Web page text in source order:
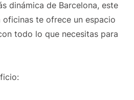
dinámica de Barcelona, este
te ofrece un espacio
todo lo que necesitas para